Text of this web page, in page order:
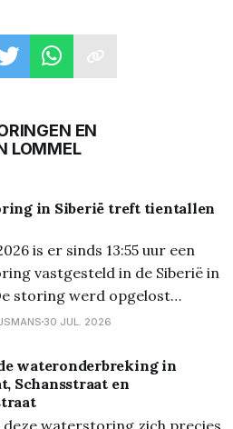
EN
LOMMEL
in Siberië treft tientallen
is er sinds 13:55 uur een
vastgesteld in de Siberië in
storing werd opgelost
* Getroffen straat:
een
30 JUL. 2026
wateronderbreking in
Schansstraat en
deze waterstoring zich precies